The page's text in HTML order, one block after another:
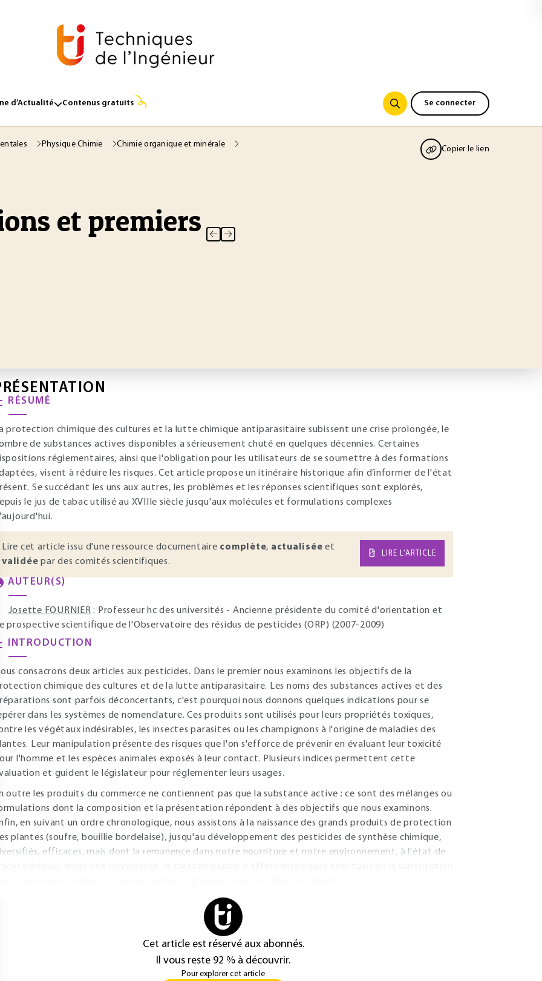
d’Actualité Contenus gratuits Se connecter
Physique Chimie
Chimie organique et minérale
Copier le lien
et premiers
RÉSUMÉ
protection chimique des cultures et la lutte chimique antiparasitaire subissent une crise prolongée, le
de substances actives disponibles a sérieusement chuté en quelques décennies. Certaines
réglementaires, ainsi que l'obligation pour les utilisateurs de se soumettre à des formations
visent à réduire les risques. Cet article propose un itinéraire historique afin d’informer de l'état
Se succédant les uns aux autres, les problèmes et les réponses scientifiques sont explorés,
le jus de tabac utilisé au XVIIIe siècle jusqu'aux molécules et formulations complexes
Lire cet article issu d'une ressource documentaire complète, actualisée et
validée par des comités scientifiques.
LIRE L’ARTICLE
AUTEUR(S)
Josette FOURNIER : Professeur hc des universités - Ancienne présidente du comité d'orientation et
prospective scientifique de l'Observatoire des résidus de pesticides (ORP) (2007-2009)
INTRODUCTION
consacrons deux articles aux pesticides. Dans le premier nous examinons les objectifs de la
chimique des cultures et de la lutte antiparasitaire. Les noms des substances actives et des
sont parfois déconcertants, c'est pourquoi nous donnons quelques indications pour se
dans les systèmes de nomenclature. Ces produits sont utilisés pour leurs propriétés toxiques,
les végétaux indésirables, les insectes parasites ou les champignons à l'origine de maladies des
Leur manipulation présente des risques que l'on s'efforce de prévenir en évaluant leur toxicité
l'homme et les espèces animales exposés à leur contact. Plusieurs indices permettent cette
et guident le législateur pour réglementer leurs usages.
outre les produits du commerce ne contiennent pas que la substance active ; ce sont des mélanges ou
dont la composition et la présentation répondent à des objectifs que nous examinons.
en suivant un ordre chronologique, nous assistons à la naissance des grands produits de protection
plantes (soufre, bouillie bordelaise), jusqu'au développement des pesticides de synthèse chimique,
efficaces, mais dont la remanence dans notre nourriture et notre environnement, à l'état de
Cet article est réservé aux abonnés.
Il vous reste 92 % à découvrir.
Pour explorer cet article